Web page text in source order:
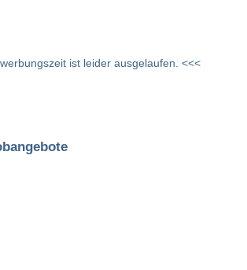
ist leider ausgelaufen. <<<